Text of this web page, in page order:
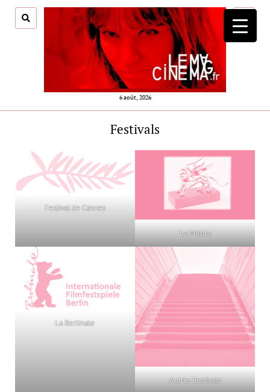
6 août, 2026
menu
Festivals
Festival de Cannes
La Mostra
La Berlinale
Autres Festivals